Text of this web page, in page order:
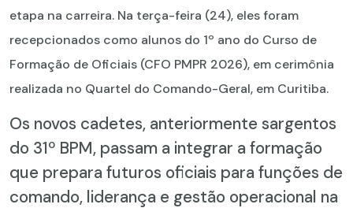
etapa na carreira. Na terça-feira (24), eles foram
recepcionados como alunos do 1º ano do Curso de
Formação de Oficiais (CFO PMPR 2026), em cerimônia
realizada no Quartel do Comando-Geral, em Curitiba.
Os novos cadetes, anteriormente sargentos
do 31º BPM, passam a integrar a formação
que prepara futuros oficiais para funções de
comando, liderança e gestão operacional na